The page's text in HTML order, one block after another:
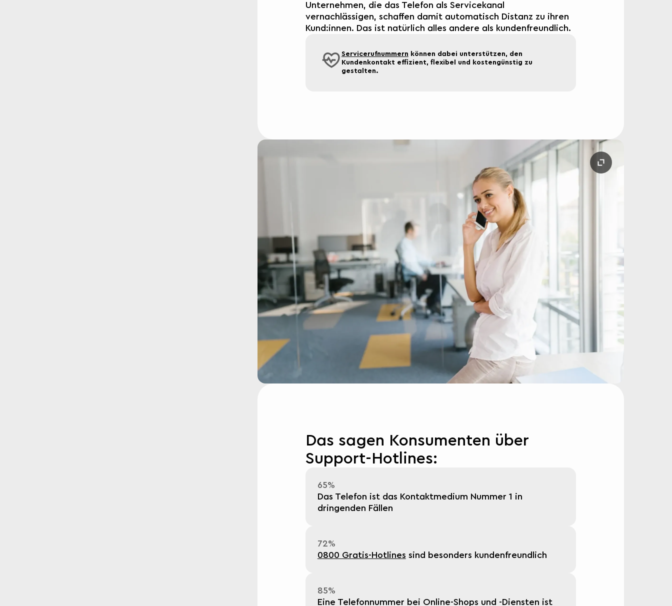
Unternehmen, die das Telefon als Servicekanal
vernachlässigen, schaffen damit automatisch Distanz zu ihren
Kund:innen. Das ist natürlich alles andere als kundenfreundlich.
Servicerufnummern können dabei unterstützen, den
Kundenkontakt effizient, flexibel und kostengünstig zu
gestalten.
Das sagen Konsumenten über
Support-Hotlines:
65%
Das Telefon ist das Kontaktmedium Nummer 1 in
dringenden Fällen
72%
0800 Gratis-Hotlines sind besonders kundenfreundlich
85%
Eine Telefonnummer bei Online-Shops und -Diensten ist